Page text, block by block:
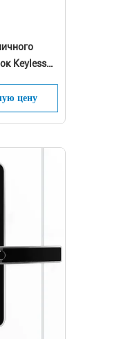
Keyless
цену